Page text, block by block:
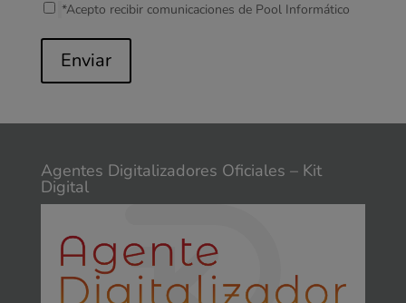
*Acepto recibir comunicaciones de Pool Informático
Enviar
Agentes Digitalizadores Oficiales – Kit
Digital